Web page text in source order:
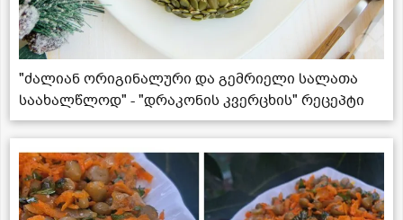
"ძალიან ორიგინალური და გემრიელი სალათა
საახალწლოდ" - "დრაკონის კვერცხის" რეცეპტი